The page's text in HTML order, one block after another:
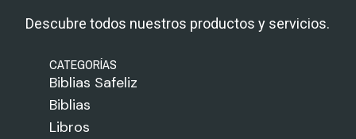
Descubre todos nuestros productos y servicios.
CATEGORÍAS
Biblias Safeliz
Biblias
Libros